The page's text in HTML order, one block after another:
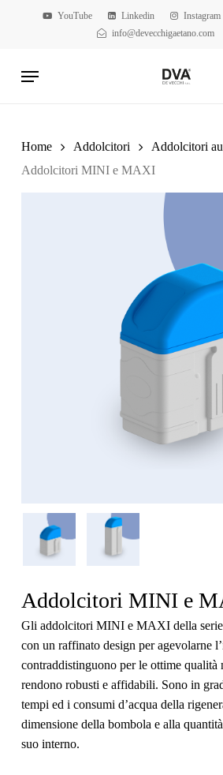
content
YouTube Linkedin Instagram
info@devecchigaetano.com
Menu
Home Addolcitori
Addolcitori
Addolcitori MINI e MAXI
Addolcitori MINI e
Gli addolcitori MINIe MAXIdella serie
con un raffinato design per agevolarne
contraddistinguono per le ottime qualità
rendono robusti e affidabili. Sono in
tempi ed i consumi d’acqua della
dimensione della bombola e alla
suo interno.